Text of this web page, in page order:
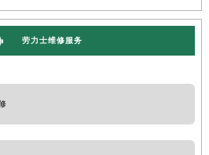
劳力士维修服务